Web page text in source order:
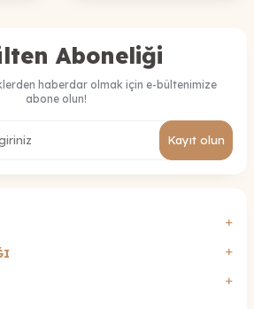
Aboneliği
haberdar olmak için e-bültenimize
abone olun!
Kayıt olun